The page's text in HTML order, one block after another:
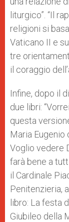
liturgico”. “Il
religioni si
Vaticano II e
tre
il coraggio
Infine, dopo il
due libri:
questa
Maria Eugenio
Voglio vedere
farà bene a
il Cardinale
Penitenzieria,
libro: La festa
Giubileo della